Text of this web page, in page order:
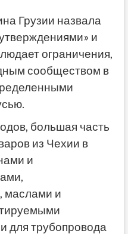
Грузии назвала
и
ограничения,
сообществом в
большая часть
из Чехии в
и
маслами и
для трубопровода